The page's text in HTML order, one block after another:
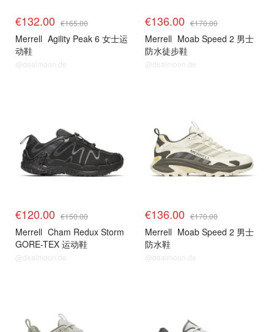
€132.00 €165.00
Merrell Agility Peak 6 女士运
动鞋
@dealmoon.de
€136.00 €170.00
Merrell Moab Speed 2 男士
防水徒步鞋
@dealmoon.de
€120.00 €150.00
Merrell Cham Redux Storm
GORE-TEX 运动鞋
@dealmoon.de
€136.00 €170.00
Merrell Moab Speed 2 男士
防水鞋
@dealmoon.de